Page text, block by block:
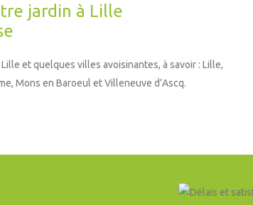
jardin à Lille
et quelques villes avoisinantes, à savoir : Lille,
Mons en Baroeul et Villeneuve d’Ascq.